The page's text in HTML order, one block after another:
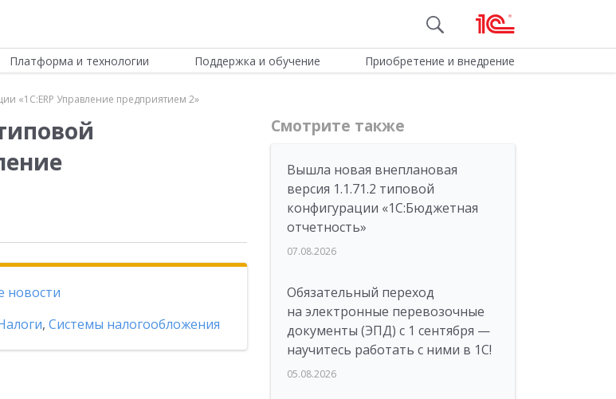
Платформа и технологии Поддержка и обучение Приобретение и внедрение
«1С:ERP Управление предприятием 2»
новости
, Системы налогообложения
Смотрите также
Вышла новая внеплановая
версия 1.1.71.2 типовой
конфигурации «1C:Бюджетная
отчетность»
07.08.2026
Обязательный переход
на электронные перевозочные
документы (ЭПД) с 1 сентября —
научитесь работать с ними в 1С!
05.08.2026